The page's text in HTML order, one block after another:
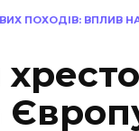
ПОХОДІВ: ВПЛИВ